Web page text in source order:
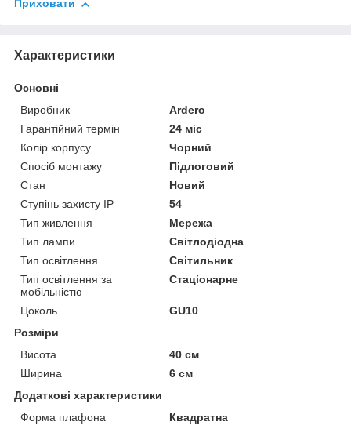
Приховати
Характеристики
Основні
Виробник
Ardero
Гарантійний термін
24 міс
Колір корпусу
Чорний
Спосіб монтажу
Підлоговий
Стан
Новий
Ступінь захисту IP
54
Тип живлення
Мережа
Тип лампи
Світлодіодна
Тип освітлення
Світильник
Тип освітлення за
мобільністю
Стаціонарне
Цоколь
GU10
Розміри
Висота
40 см
Ширина
6 см
Додаткові характеристики
Форма плафона
Квадратна